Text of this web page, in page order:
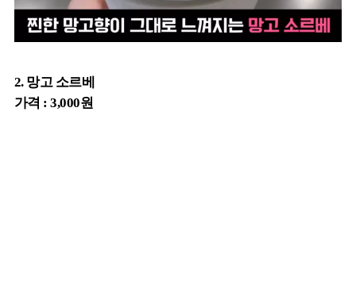
2. 망고 소르베
가격 : 3,000원